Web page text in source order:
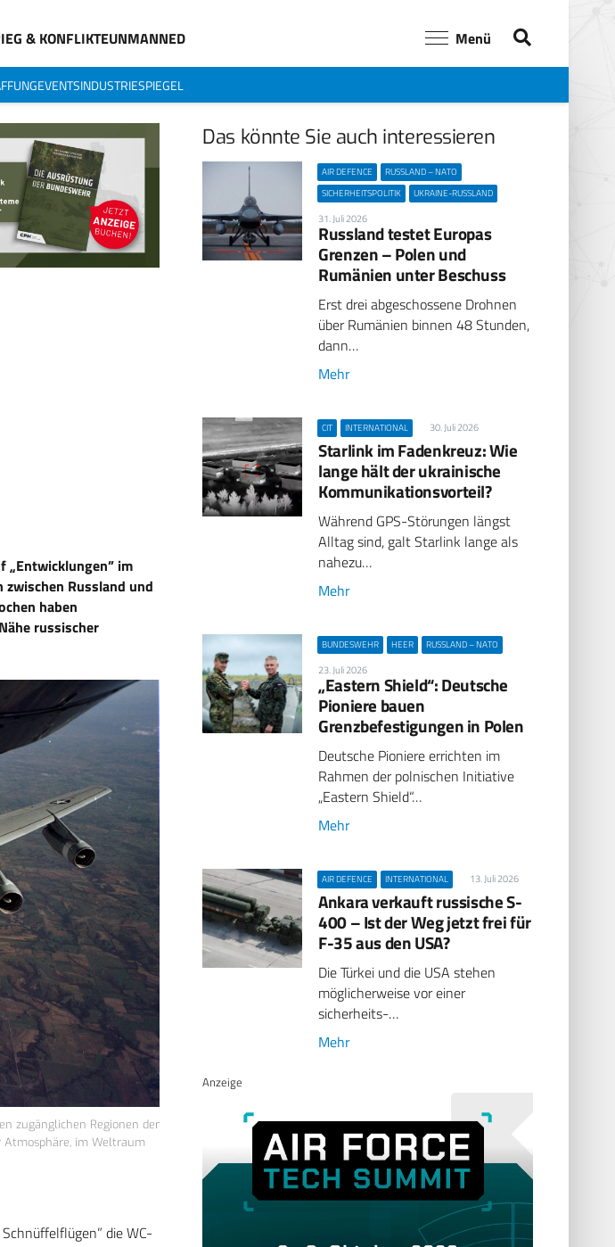
& KONFLIKTEUNMANNED Menü
EVENTSINDUSTRIESPIEGEL
„Entwicklungen” im
Russland und
haben
russischer
zugänglichen Regionen der
im Weltraum
die WC-
Das könnte Sie auch interessieren
AIR DEFENCE
RUSSLAND – NATO
SICHERHEITSPOLITIK
UKRAINE-RUSSLAND
31. Juli 2026
Russland testet Europas
Grenzen – Polen und
Rumänien unter Beschuss
Erst drei abgeschossene Drohnen
über Rumänien binnen 48 Stunden,
dann…
Mehr
CIT INTERNATIONAL 30. Juli 2026
Starlink im Fadenkreuz: Wie
lange hält der ukrainische
Kommunikationsvorteil?
Während GPS-Störungen längst
Alltag sind, galt Starlink lange als
nahezu…
Mehr
BUNDESWEHR HEER RUSSLAND – NATO
23. Juli 2026
„Eastern Shield“: Deutsche
Pioniere bauen
Grenzbefestigungen in Polen
Deutsche Pioniere errichten im
Rahmen der polnischen Initiative
„Eastern Shield“…
Mehr
AIR DEFENCE INTERNATIONAL 13. Juli 2026
Ankara verkauft russische S-
400 – Ist der Weg jetzt frei für
F-35 aus den USA?
Die Türkei und die USA stehen
möglicherweise vor einer
sicherheits-…
Mehr
Anzeige